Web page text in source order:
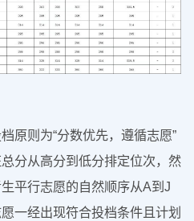
原则为“分数优先，遵循志愿”
分从高分到低分排定位次，然
平行志愿的自然顺序从A到J
一经出现符合投档条件且计划